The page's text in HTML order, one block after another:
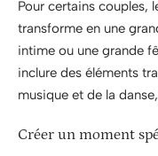
Pour certains couples,
transforme en une
intime ou une grande
inclure des éléments
musique et de la
Créer un moment